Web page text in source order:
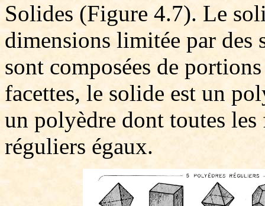
Solides (Figure 4.7). Le
dimensions limitée par des
sont composées de
facettes, le solide est un
un polyèdre dont toutes les
réguliers égaux.